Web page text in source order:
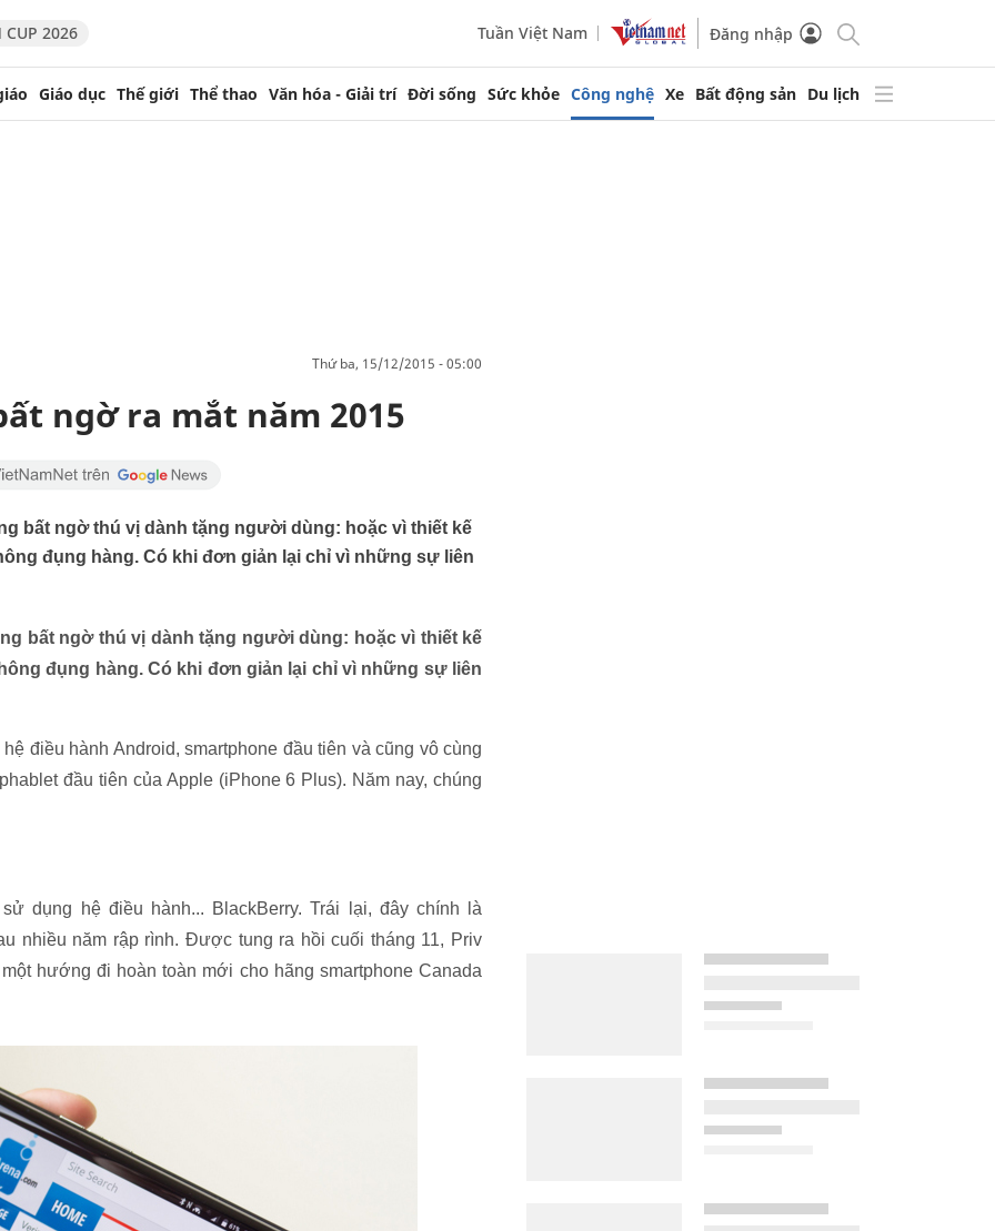
CUP 2026 Tuần Việt Nam Đăng nhập
Giáo dục Thế giới Thể thao Văn hóa - Giải trí Đời sống Sức khỏe Công nghệ Xe Bất động sản Du lịch
thứ ba, 15/12/2015 - 05:00
ngờ ra mắt năm 2015
bất ngờ thú vị dành tặng người dùng: hoặc vì thiết kế
đụng hàng. Có khi đơn giản lại chỉ vì những sự liên
bất ngờ thú vị dành tặng người dùng: hoặc vì thiết kế
đụng hàng. Có khi đơn giản lại chỉ vì những sự liên
điều hành Android, smartphone đầu tiên và cũng vô cùng
đầu tiên của Apple (iPhone 6 Plus). Năm nay, chúng
dụng hệ điều hành... BlackBerry. Trái lại, đây chính là
nhiều năm rập rình. Được tung ra hồi cuối tháng 11, Priv
hướng đi hoàn toàn mới cho hãng smartphone Canada